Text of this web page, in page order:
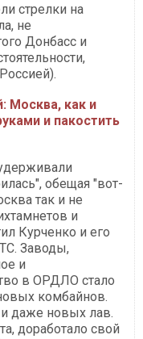
стрелки на
не
Донбасс и
Москва, как и
и пакостить
обещая "вот-
так и не
и
Курченко и его
Заводы,
и
в ОРДЛО стало
комбайнов.
даже новых лав.
доработало свой